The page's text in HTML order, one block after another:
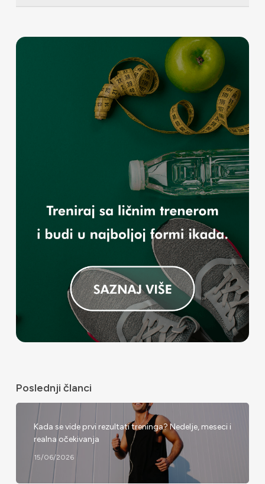
Poslednji članci
Kada se vide prvi rezultati treninga? Nedelje, meseci i
realna očekivanja
15/06/2026